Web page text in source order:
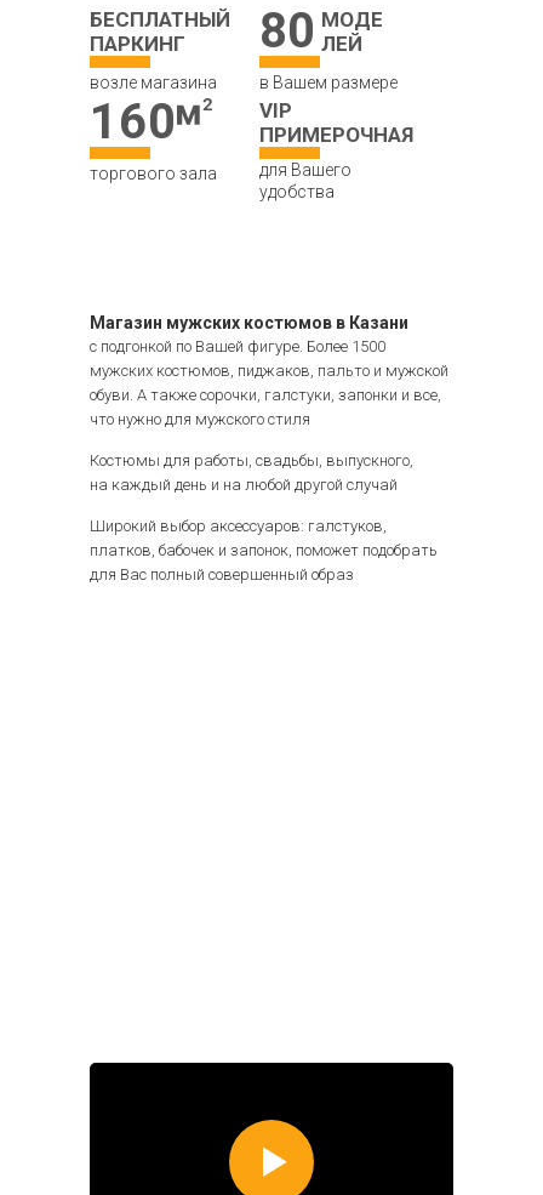
с подгонкой по Вашей фигуре. Более 1500
мужских костюмов, пиджаков, пальто и мужской
обуви. А также сорочки, галстуки, запонки и все,
что нужно для мужского стиля
Костюмы для работы, свадьбы, выпускного,
на каждый день и на любой другой случай
Широкий выбор аксессуаров: галстуков,
платков, бабочек и запонок, поможет подобрать
для Вас полный совершенный образ
БЕСПЛАТНЫЙ
ПАРКИНГ
возле магазина
80 МОДЕ
ЛЕЙ
в Вашем размере
160
торгового зала
VIP
ПРИМЕРОЧНАЯ
для Вашего
удобства
Магазин мужских костюмов в Казани